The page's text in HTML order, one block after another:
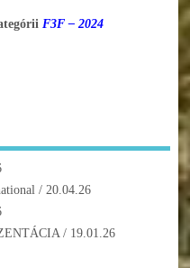
F3F – 2024
/ 20.04.26
/ 19.01.26